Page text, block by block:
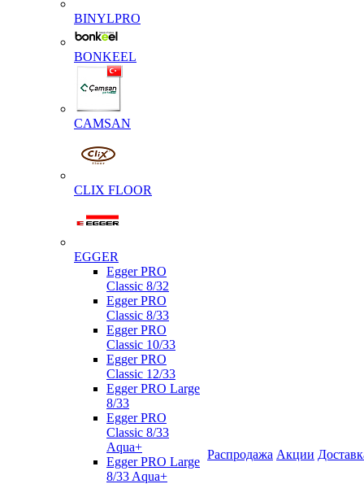
BINYLPRO
BONKEEL
CAMSAN
CLIX FLOOR
EGGER
Egger PRO
Classic 8/32
Egger PRO
Classic 8/33
Egger PRO
Classic 10/33
Egger PRO
Classic 12/33
Egger PRO Large
8/33
Egger PRO
Classic 8/33
Aqua+
Egger PRO Large
8/33 Aqua+
Распродажа Акции